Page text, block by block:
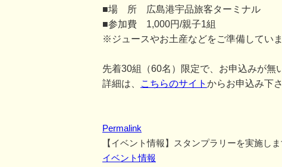
■場 所 広島港宇品旅客ターミナル
■参加費 1,000円/親子1組
※ジュースやお土産などをご準備してい
先着30組（60名）限定で、お申込みが無
詳細は、
こちらのサイト からお申込み下さ
Permalink
【イベント情報】スタンプラリーを実施し
イベント情報